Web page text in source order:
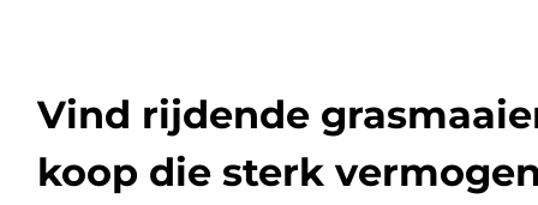
Vind rijdende
koop die sterk